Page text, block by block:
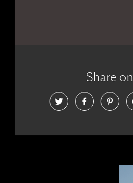
Share on